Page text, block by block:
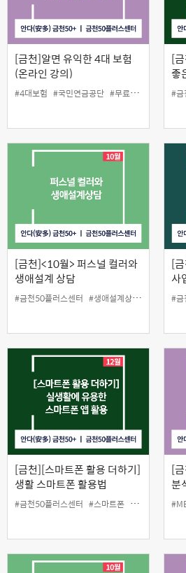
[금천]알면 유익한 4대 보험
(온라인 강의)
#4대보험 #국민연금공단 #무료 #인생설계
[
좋
#금
[금천]<10월> 퍼스널 컬러와
생애설계 상담
#금천50플러스센터 #생애설계상담 #인생설계
[
사
상
#금
[금천][스마트폰 활용 더하기]
생활 스마트폰 활용법
#금천50플러스센터 #스마트폰 #원데이클래스
[
분